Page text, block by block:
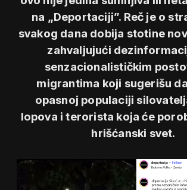
na „Deportaciji”. Reč je o
svakog dana dobija stotine
zahvaljujući
senzacionalističkim
migrantima koji sugerišu
opasnoj populaciji
lopova i terorista koja će
hrišćanski svet.